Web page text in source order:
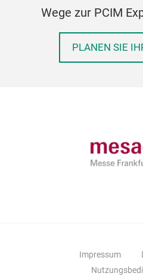
Wege zur PCIM
PLANEN SIE
Impressum